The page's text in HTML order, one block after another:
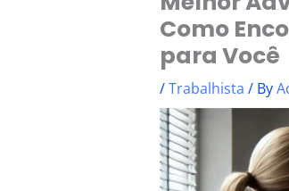
Como
para Você
/Trabalhista / By